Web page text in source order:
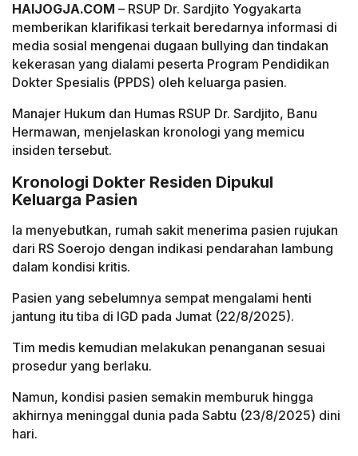
HAIJOGJA.COM – RSUP Dr. Sardjito Yogyakarta
memberikan klarifikasi terkait beredarnya informasi di
media sosial mengenai dugaan bullying dan tindakan
kekerasan yang dialami peserta Program Pendidikan
Dokter Spesialis (PPDS) oleh keluarga pasien.
Manajer Hukum dan Humas RSUP Dr. Sardjito, Banu
Hermawan, menjelaskan kronologi yang memicu
insiden tersebut.
Kronologi Dokter Residen Dipukul
Keluarga Pasien
Ia menyebutkan, rumah sakit menerima pasien rujukan
dari RS Soerojo dengan indikasi pendarahan lambung
dalam kondisi kritis.
Pasien yang sebelumnya sempat mengalami henti
jantung itu tiba di IGD pada Jumat (22/8/2025).
Tim medis kemudian melakukan penanganan sesuai
prosedur yang berlaku.
Namun, kondisi pasien semakin memburuk hingga
akhirnya meninggal dunia pada Sabtu (23/8/2025) dini
hari.